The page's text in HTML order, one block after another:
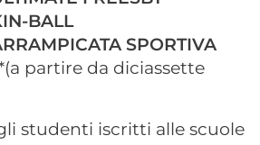
BALL
SPORTIVA
partire da diciassette
studenti iscritti alle scuole